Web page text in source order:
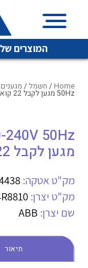
המוצרים
אטקה בע”מ היא
מיתוג, בקרה ,
חשמל מיתוג
לכל מוצרי
לכל מוצרי היצרן
Home
/ חשמל /
50Hz מגען לקבל 22 קוא"ר
240V 50Hz
מגען לקבל 22 קוא"ר
מק"ט אטקה:
מק"ט יצרן:
שם יצרן: ABB
תיאור